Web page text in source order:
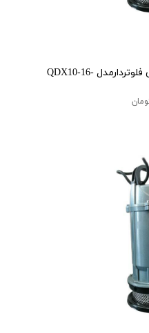
پمپ کفکش راین2 اینچ 17 متری فلوتردارمدل QDX10-16-